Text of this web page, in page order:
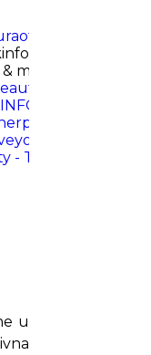
mask pack🥕
- Tinashe
u